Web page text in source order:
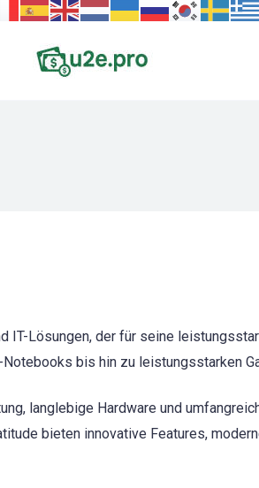
Lösungen, der für seine
bis hin zu leistungsstarken
langlebige Hardware und
bieten innovative Features,